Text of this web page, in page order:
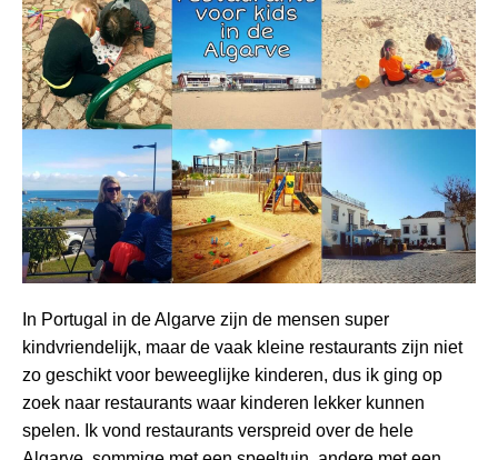
In Portugal in de Algarve zijn de mensen super
kindvriendelijk, maar de vaak kleine restaurants zijn niet
zo geschikt voor beweeglijke kinderen, dus ik ging op
zoek naar restaurants waar kinderen lekker kunnen
spelen. Ik vond restaurants verspreid over de hele